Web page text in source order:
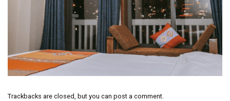
Trackbacks are closed, but you can post a comment.